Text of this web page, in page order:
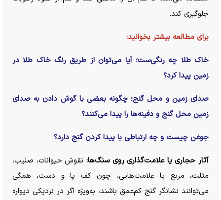
جلوگیری کند.
برای مطالعه بیشتر بخوانید:
خاک طلا چه رنگی‌ست؛ آیا می‌توان از طریق رنگ خاک طلا در
زمین پیدا کرد؟
صدای زمین و محل گنج؛ چگونه بعضی با گوش دادن به صدای
زمین محل گنج و دفینه‌ها را پیدا می‌کنند؟
جوغن چیست و چه ارتباطی با پیدا کردن گنج دارد؟
آثار حجاری یا علامت‌گذاری روی سنگ‌ها: نقوش حیوانات، صلیب،
مثلث، مربع یا علامت‌هایی، چون کف پا و دست، همگی
می‌توانند نشانگر گنج کم‌عمق باشند، به‌ویژه اگر در نزدیکی دیواره